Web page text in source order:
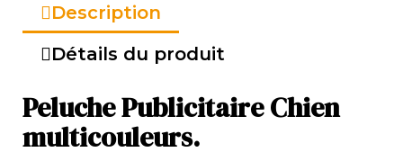
Description
Détails du produit
Peluche Publicitaire Chien
multicouleurs.